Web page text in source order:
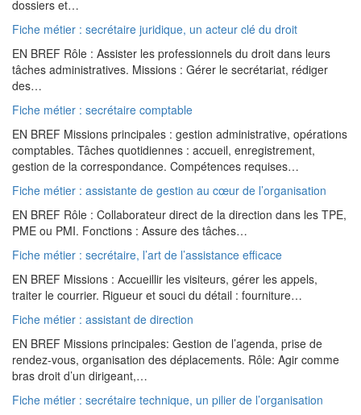
dossiers et…
Fiche métier : secrétaire juridique, un acteur clé du droit
EN BREF Rôle : Assister les professionnels du droit dans leurs
tâches administratives. Missions : Gérer le secrétariat, rédiger
des…
Fiche métier : secrétaire comptable
EN BREF Missions principales : gestion administrative, opérations
comptables. Tâches quotidiennes : accueil, enregistrement,
gestion de la correspondance. Compétences requises…
Fiche métier : assistante de gestion au cœur de l’organisation
EN BREF Rôle : Collaborateur direct de la direction dans les TPE,
PME ou PMI. Fonctions : Assure des tâches…
Fiche métier : secrétaire, l’art de l’assistance efficace
EN BREF Missions : Accueillir les visiteurs, gérer les appels,
traiter le courrier. Rigueur et souci du détail : fourniture…
Fiche métier : assistant de direction
EN BREF Missions principales: Gestion de l’agenda, prise de
rendez-vous, organisation des déplacements. Rôle: Agir comme
bras droit d’un dirigeant,…
Fiche métier : secrétaire technique, un pilier de l’organisation